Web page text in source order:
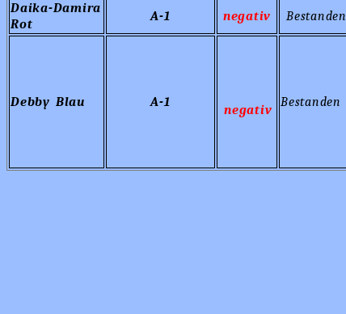
Daika-Damira
Rot
A-1 negativ
Debby Blau A-1
negativ
Bestanden